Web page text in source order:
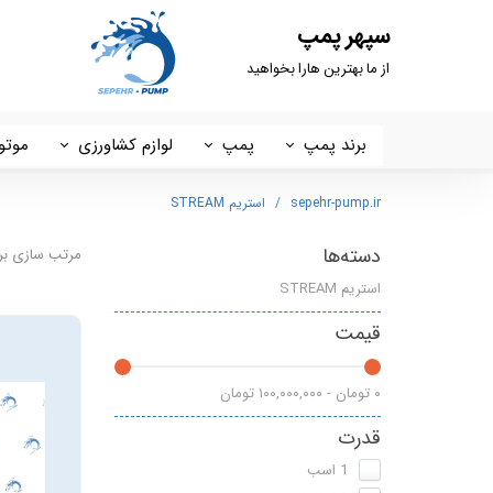
سپهر پمپ
از ما بهترین هارا بخواهید
برند پمپ
داب DAB
سیستما SISTEMA
تایفو
آبکو ABCO
گرین GREEN
شیمجه
پمپ
پمپ خانگی
لوازم کشاورزی
کفکش ، لجنکش و شناور
پوتر
sepehr-pump.ir استریم STREAM
دسته‌ها
استریم STREAM
قیمت
۰ تومان - ۱۰۰,۰۰۰,۰۰۰ تومان
قدرت
1 اسب
مرتب سازی